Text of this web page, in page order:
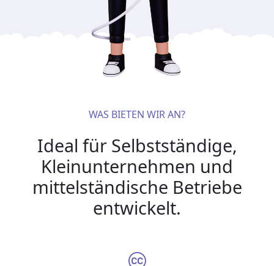
WAS BIETEN WIR AN?
Ideal für Selbstständige,
Kleinunternehmen und
mittelständische Betriebe
entwickelt.